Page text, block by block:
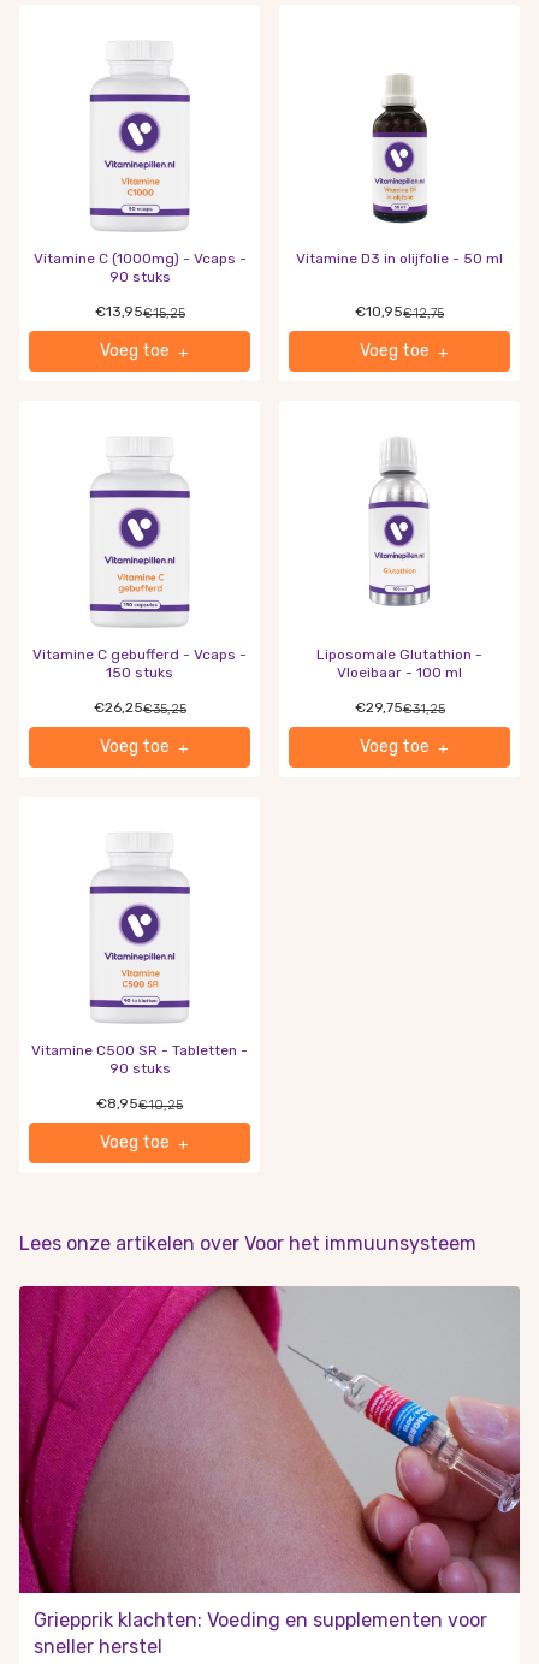
Vitamine C (1000mg) - Vcaps -
90 stuks
€15,25
€13,95
+
Voeg toe
Vitamine D3 in olijfolie - 50 ml
€12,75
€10,95
+
Voeg toe
Vitamine C gebufferd - Vcaps -
150 stuks
€35,25
€26,25
+
Voeg toe
Liposomale Glutathion -
Vloeibaar - 100 ml
€31,25
€29,75
+
Voeg toe
Vitamine C500 SR - Tabletten -
90 stuks
€10,25
€8,95
+
Voeg toe
Lees onze artikelen over Voor het immuunsysteem
Griepprik klachten: Voeding en supplementen voor
sneller herstel